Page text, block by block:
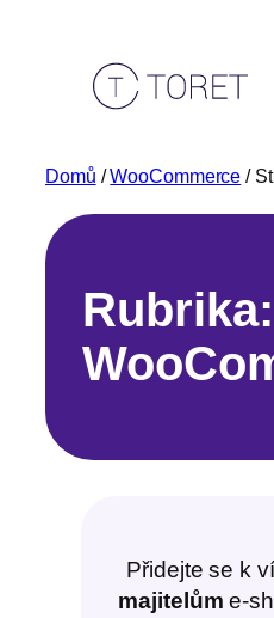
Domů /WooCommerce /
Rubrika:
Přidejte se k
majitelůme-